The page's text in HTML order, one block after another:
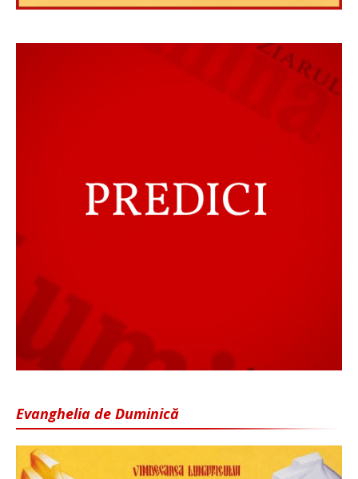
Evanghelia de Duminică